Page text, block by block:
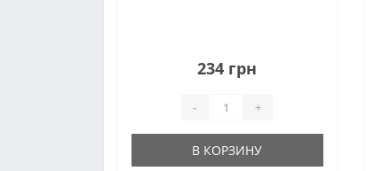
234 грн
- +
В КОРЗИНУ